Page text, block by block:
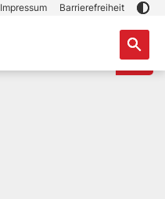
Impressum Barrierefreiheit